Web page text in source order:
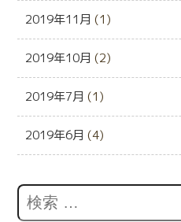
2019年11月 (1)
2019年10月 (2)
2019年7月 (1)
2019年6月 (4)